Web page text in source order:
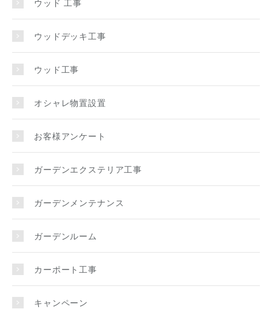
ウッドデッキ工事
ウッド工事
オシャレ物置設置
お客様アンケート
ガーデンエクステリア工事
ガーデンメンテナンス
ガーデンルーム
カーポート工事
キャンペーン